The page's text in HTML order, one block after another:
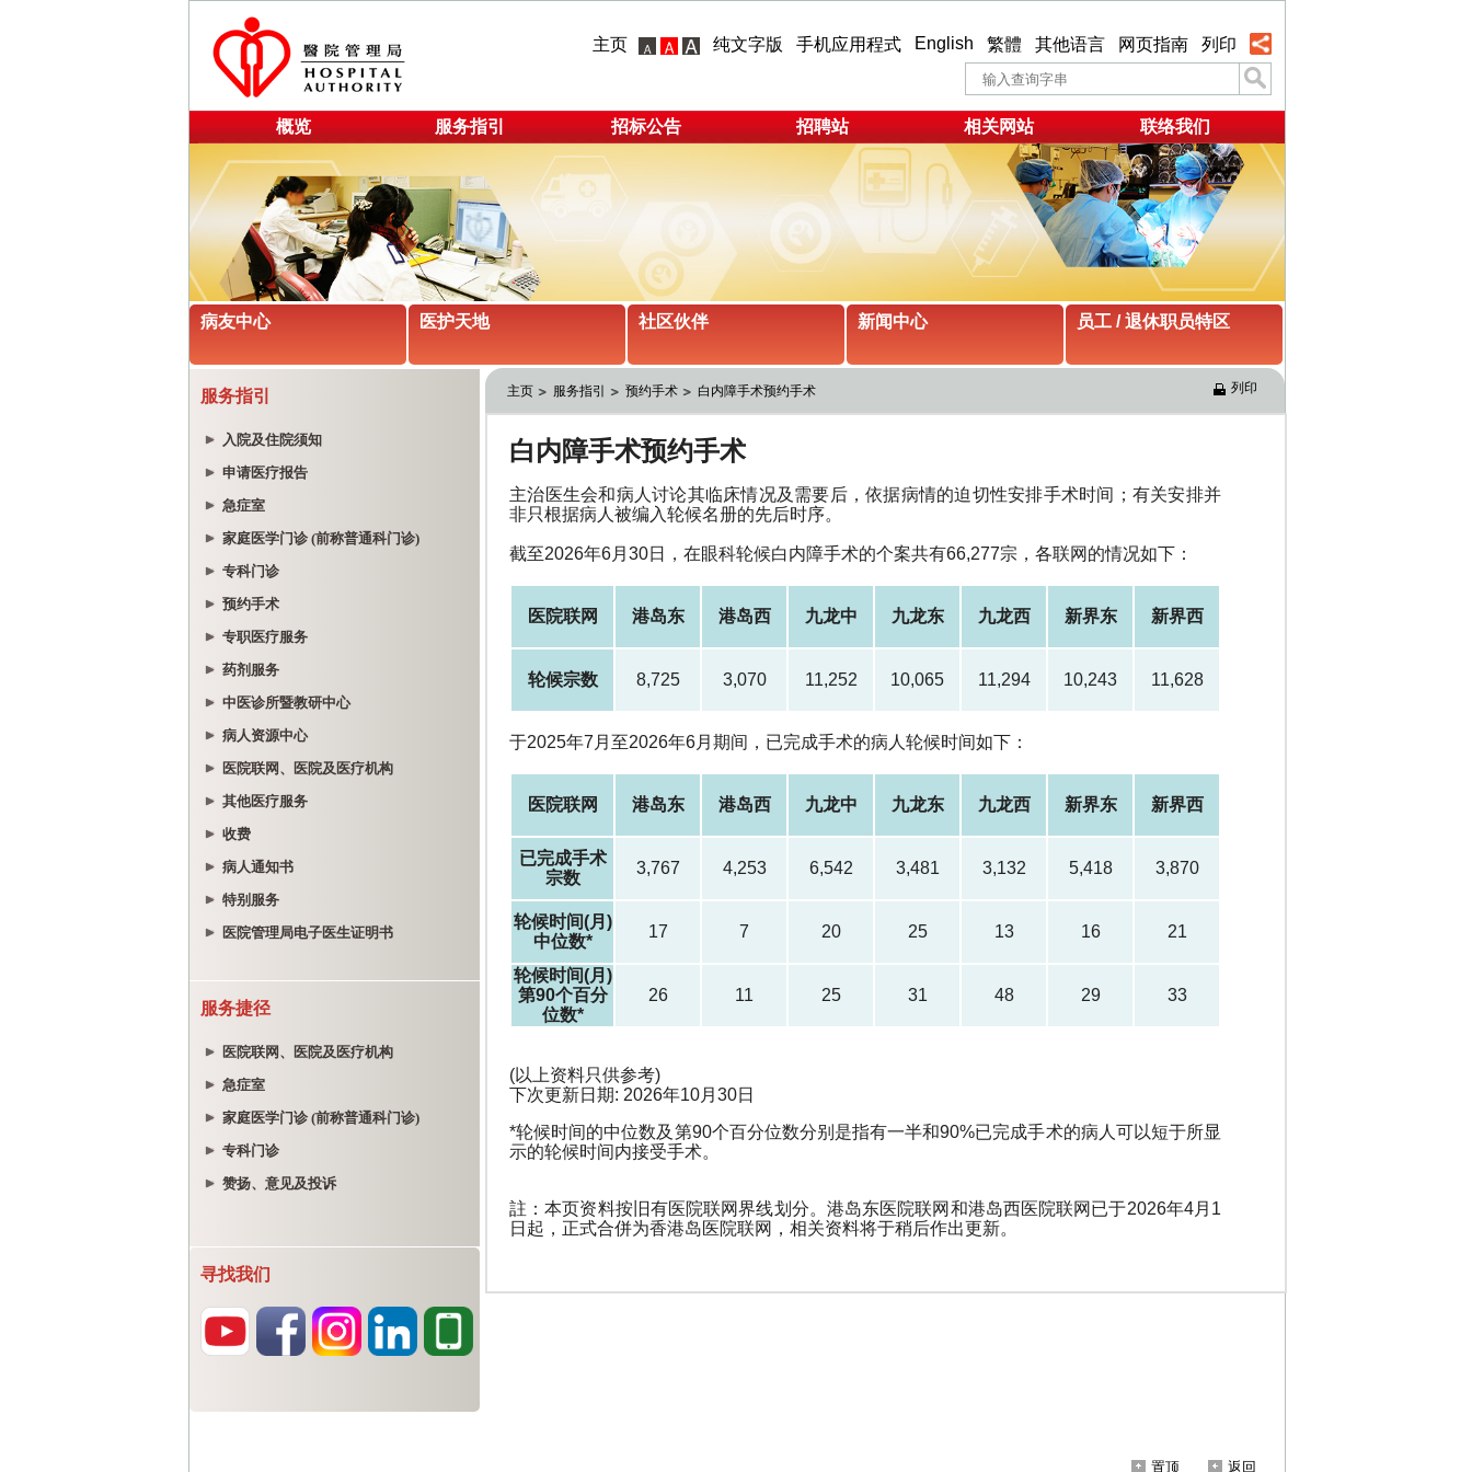
主页 纯文字版 手机应用程式 English 繁體 其他语言 网页指南 列印
概览 服务指引 招标公告 招聘站 相关网站 联络我们
病友中心 医护天地 社区伙伴 新闻中心 员工 / 退休职员特区
服务指引
入院及住院须知
申请医疗报告
急症室
家庭医学门诊 (前称普通科门诊)
专科门诊
预约手术
专职医疗服务
药剂服务
中医诊所暨教研中心
病人资源中心
医院联网、医院及医疗机构
其他医疗服务
收费
病人通知书
特别服务
医院管理局电子医生证明书
服务捷径
医院联网、医院及医疗机构
急症室
家庭医学门诊 (前称普通科门诊)
专科门诊
赞扬、意见及投诉
寻找我们
主页 服务指引 预约手术 白内障手术预约手术 列印
返回
置顶